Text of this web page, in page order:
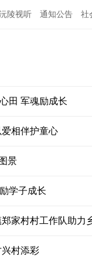
陵视听 通知公告 社
田 军魂励成长
相伴护童心
景
学子成长
家村村工作队助力
村添彩